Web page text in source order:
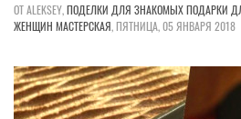
ОТ ALEKSEY,ПОДЕЛКИ ДЛЯ ЗНАКОМЫХПОДАРКИ
ЖЕНЩИН МАСТЕРСКАЯ,ПЯТНИЦА, 05 ЯНВАРЯ 2018